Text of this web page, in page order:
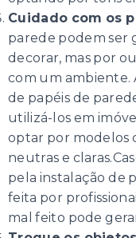
Cuidado com os
parede podem ser
decorar, mas por
com um ambiente.
de papéis de
utilizá-los em
optar por modelos
neutras e
pela instalação de
feita por
mal feito pode